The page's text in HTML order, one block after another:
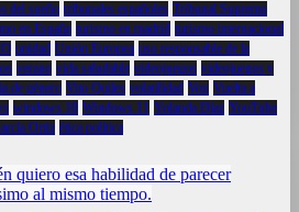
del sueño tribunales españoles Tribunal Supremo
en España turismo en madrid turismo internacional
unidad Unión Europea uso responsable de la
verano vida saludable videojuegos videojuegos y
de género Vito Quiles volatilidad Vox Vuelta a
windows 10 Windows 11 Yolanda Díaz YouTube
Ortiz ética política
quiero esa habilidad de parecer
al mismo tiempo.